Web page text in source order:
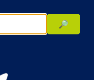
🔎